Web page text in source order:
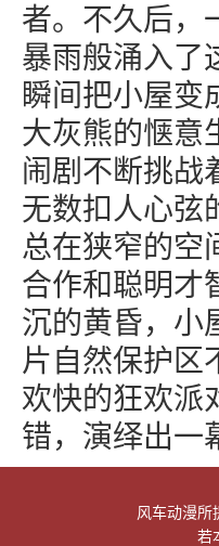
者。不久后，
暴雨般涌入了
瞬间把小屋变
大灰熊的惬意
闹剧不断挑战
无数扣人心弦
总在狭窄的空
合作和聪明才
沉的黄昏，小
片自然保护区
欢快的狂欢派
错，演绎出一
风车动漫所
若